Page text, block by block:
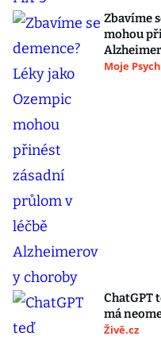
Zbavíme
mohou
Moje
ChatGPT
má
Živě.cz